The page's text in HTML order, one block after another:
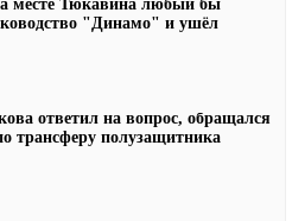
месте Тюкавина любый бы
"Динамо" и ушёл
ответил на вопрос, обращался
трансферу полузащитника